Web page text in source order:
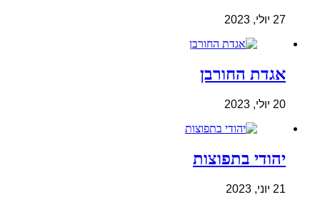
27 יולי, 2023
אגדת החורבן
20 יולי, 2023
יהודי בתפוצות
21 יוני, 2023